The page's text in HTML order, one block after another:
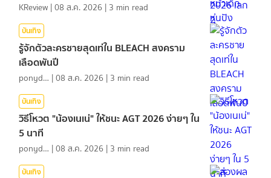
KReview |08 ส.ค. 2026 | 3 min read
บันเทิง
รู้จักตัวละครชายสุดเท่ใน BLEACH สงคราม
เลือดพันปี
ponydiary |08 ส.ค. 2026 | 3 min read
บันเทิง
วิธีโหวต "น้องเนเน่" ให้ชนะ AGT 2026 ง่ายๆ ใน
5 นาที
ponydiary |08 ส.ค. 2026 | 3 min read
บันเทิง